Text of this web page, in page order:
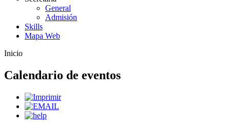
General
Admisión
Skills
Mapa Web
Inicio
Calendario de eventos